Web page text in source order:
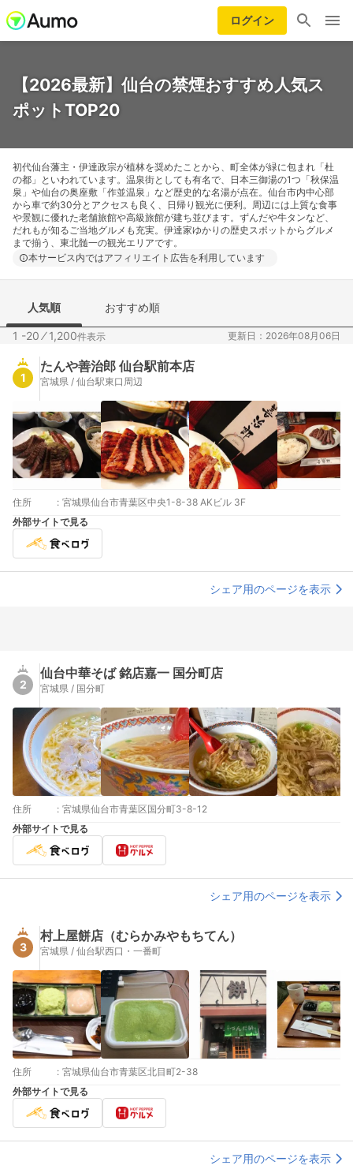
ログイン
【2026最新】仙台の禁煙おすすめ人気ス
ポットTOP20
初代仙台藩主・伊達政宗が植林を奨めたことから、町全体が緑に包まれ「杜
の都」といわれています。温泉街としても有名で、日本三御湯の1つ「秋保温
泉」や仙台の奥座敷「作並温泉」など歴史的な名湯が点在。仙台市内中心部
から車で約30分とアクセスも良く、日帰り観光に便利。周辺には上質な食事
や景観に優れた老舗旅館や高級旅館が建ち並びます。ずんだや牛タンなど、
だれもが知るご当地グルメも充実。伊達家ゆかりの歴史スポットからグルメ
まで揃う、東北髄一の観光エリアです。
本サービス内ではアフィリエイト広告を利用しています
人気順 おすすめ順
1 -20 ⁄1,200件表示 更新日：2026年08月06日
1
たんや善治郎 仙台駅前本店
宮城県 / 仙台駅東口周辺
住所 : 宮城県仙台市青葉区中央1-8-38 AKビル 3F
外部サイトで見る
シェア用のページを表示
2
仙台中華そば 銘店嘉一 国分町店
宮城県 / 国分町
住所 : 宮城県仙台市青葉区国分町3-8-12
外部サイトで見る
シェア用のページを表示
3
村上屋餅店（むらかみやもちてん）
宮城県 / 仙台駅西口・一番町
住所 : 宮城県仙台市青葉区北目町2-38
外部サイトで見る
シェア用のページを表示